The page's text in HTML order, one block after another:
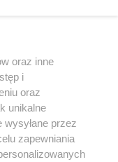
oraz inne
i
oraz
unikalne
wysyłane przez
zapewniania